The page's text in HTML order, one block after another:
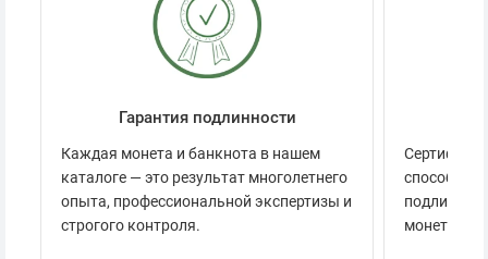
Гарантия подлинности
Каждая монета и банкнота в нашем
каталоге — это результат многолетнего
опыта, профессиональной экспертизы и
строгого контроля.
способов
монеты.